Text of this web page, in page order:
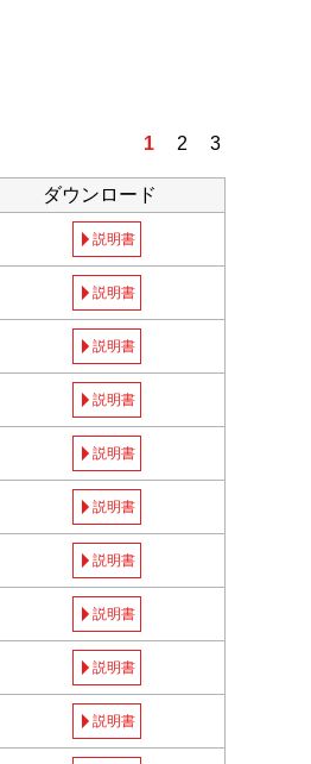
1 2 3
ダウンロード
説明書
説明書
説明書
説明書
説明書
説明書
説明書
説明書
説明書
説明書